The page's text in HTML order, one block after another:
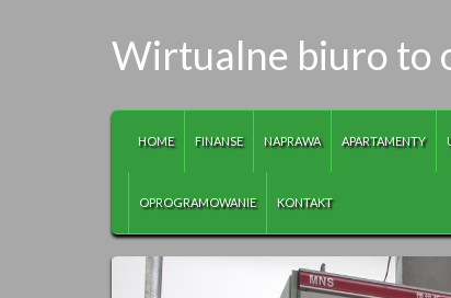
Wirtualne biuro to
HOME FINANSE NAPRAWA APARTAMENTY
OPROGRAMOWANIE KONTAKT